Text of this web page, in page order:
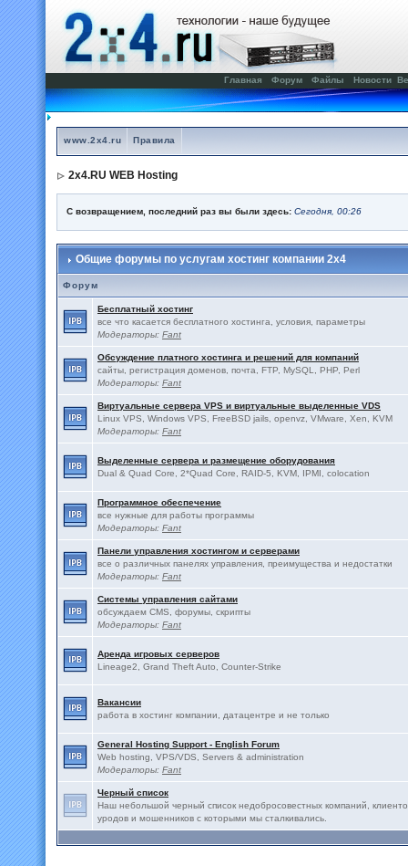
Главная Форум Файлы Новости
www.2x4.ru Правила
2x4.RU WEB Hosting
С возвращением, последний раз вы были здесь: Сегодня, 00:26
Общие форумы по услугам хостинг компании 2x4
Форум
Бесплатный хостинг
все что касается бесплатного хостинга, условия, параметры
Модераторы: Fant
Обсуждение платного хостинга и решений для компаний
сайты, регистрация доменов, почта, FTP, MySQL, PHP, Perl
Модераторы: Fant
Виртуальные сервера VPS и виртуальные выделенные VDS
Linux VPS, Windows VPS, FreeBSD jails, openvz, VMware, Xen, KVM
Модераторы: Fant
Выделенные сервера и размещение оборудования
Dual & Quad Core, 2*Quad Core, RAID-5, KVM, IPMI, colocation
Программное обеспечение
все нужные для работы программы
Модераторы: Fant
Панели управления хостингом и серверами
все о различных панелях управления, преимущества и недостатки
Модераторы: Fant
Системы управления сайтами
обсуждаем CMS, форумы, скрипты
Модераторы: Fant
Аренда игровых серверов
Lineage2, Grand Theft Auto, Counter-Strike
Вакансии
работа в хостинг компании, датацентре и не только
General Hosting Support - English Forum
Web hosting, VPS/VDS, Servers & administration
Модераторы: Fant
Черный список
Наш небольшой черный список недобросовестных компаний,
уродов и мошенников с которыми мы сталкивались.